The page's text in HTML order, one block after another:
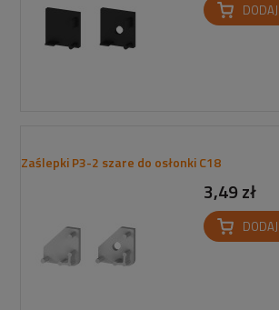
Zaślepki P3-2 szare do osłonki C18
3,49 zł